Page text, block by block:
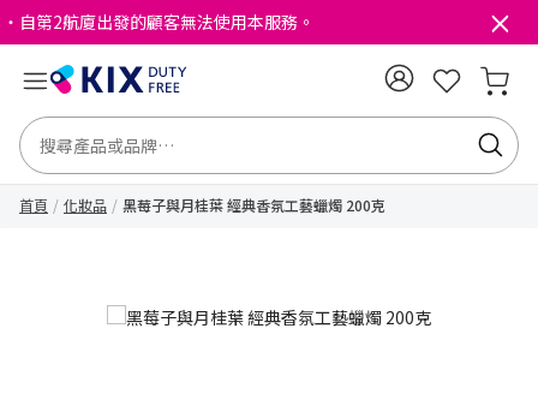
・自第2航廈出發的顧客無法使用本服務。
首頁 化妝品 黑莓子與月桂葉 經典香氛工藝蠟燭 200克